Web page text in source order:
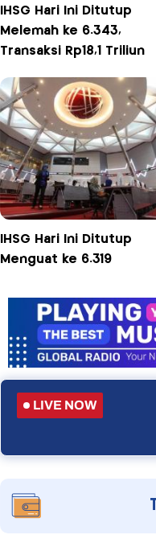
IHSG Hari Ini Ditutup
Melemah ke 6.343,
Transaksi Rp18,1 Triliun
IHSG Hari Ini Ditutup
Menguat ke 6.319
LIVE NOW